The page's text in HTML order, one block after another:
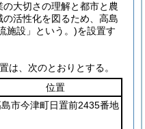
大切さの理解と都市と農
活性化を図るため、高島
施設」という。)を設置す
は、次のとおりとする。
位置
市今津町日置前2435番地